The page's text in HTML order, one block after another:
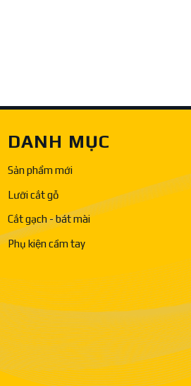
DANH MỤC
Sản phẩm mới
Lưỡi cắt gỗ
Cắt gạch - bát mài
Phụ kiện cầm tay